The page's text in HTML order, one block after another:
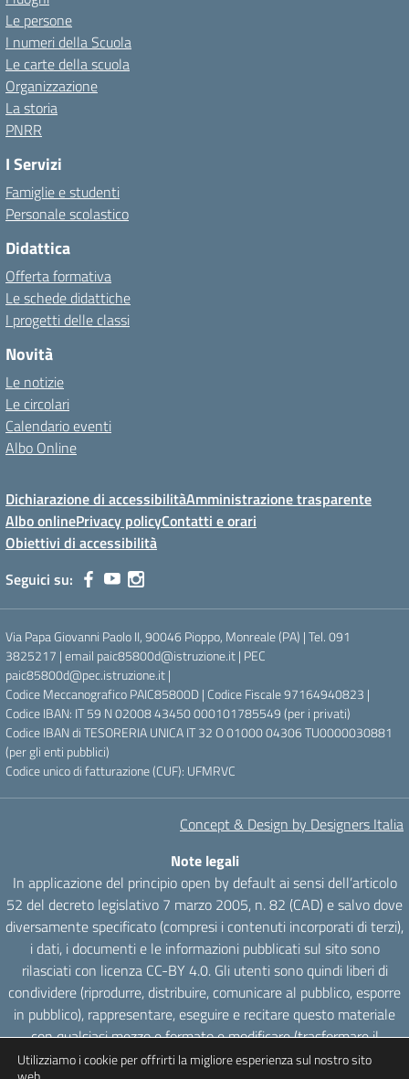
Le persone
I numeri della Scuola
Le carte della scuola
Organizzazione
La storia
PNRR
I Servizi
Famiglie e studenti
Personale scolastico
Didattica
Offerta formativa
Le schede didattiche
I progetti delle classi
Novità
Le notizie
Le circolari
Calendario eventi
Albo Online
Dichiarazione di accessibilitàAmministrazione trasparente
Albo onlinePrivacy policyContatti e orari
Obiettivi di accessibilità
Seguici su:
Via Papa Giovanni Paolo II, 90046 Pioppo, Monreale (PA) | Tel. 091
3825217 | email paic85800d@istruzione.it | PEC
paic85800d@pec.istruzione.it |
Codice Meccanografico PAIC85800D | Codice Fiscale 97164940823 |
Codice IBAN: IT 59 N 02008 43450 000101785549 (per i privati)
Codice IBAN di TESORERIA UNICA IT 32 O 01000 04306 TU0000030881
(per gli enti pubblici)
Codice unico di fatturazione (CUF): UFMRVC
Concept & Design by Designers Italia
Note legali
In applicazione del principio open by default ai sensi dell’articolo
52 del decreto legislativo 7 marzo 2005, n. 82 (CAD) e salvo dove
diversamente specificato (compresi i contenuti incorporati di terzi),
i dati, i documenti e le informazioni pubblicati sul sito sono
rilasciati con licenza CC-BY 4.0. Gli utenti sono quindi liberi di
condividere (riprodurre, distribuire, comunicare al pubblico, esporre
in pubblico), rappresentare, eseguire e recitare questo materiale
con qualsiasi mezzo e formato e modificare (trasformare il
materiale e utilizzarlo per opere derivate) per qualsiasi fine, anche
Utilizziamo i cookie per offrirti la migliore esperienza sul nostro sito